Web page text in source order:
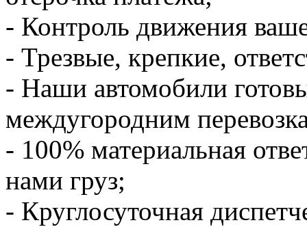
- Контроль движения
- Трезвые, крепкие,
- Наши автомобили
междугородним
- 100% материальная
нами груз;
- Круглосуточная